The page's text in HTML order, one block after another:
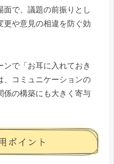
面で、議題の前振りとし
更や意見の相違を防ぐ効
ンで「お耳に入れておき
、コミュニケーションの
係の構築にも大きく寄与
ポイント